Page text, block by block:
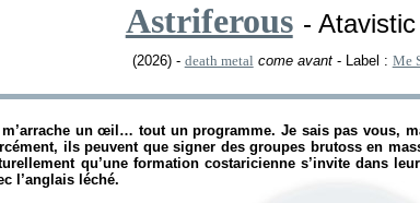
Astriferous -
(2026) - death metal come avant- Label : Me
m’arrache un œil… tout un programme. Je sais pas vous,
ils peuvent que signer des groupes brutoss en
qu’une formation costaricienne s’invite dans
l’anglais léché.